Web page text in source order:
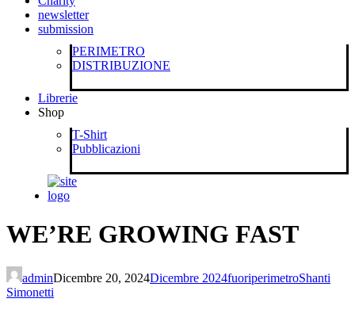
newsletter
submission
PERIMETRO
DISTRIBUZIONE
Librerie
Shop
T-Shirt
Pubblicazioni
WE’RE GROWING FAST
adminDicembre 20, 2024Dicembre 2024fuoriperimetroShanti
Simonetti